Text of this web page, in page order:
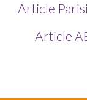
Article
Article